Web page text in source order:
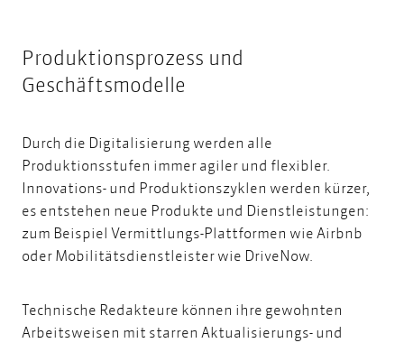
Produktionsprozess und
Geschäftsmodelle
Durch die Digitalisierung werden alle
Produktionsstufen immer agiler und flexibler.
Innovations- und Produktionszyklen werden kürzer,
es entstehen neue Produkte und Dienstleistungen:
zum Beispiel Vermittlungs-Plattformen wie Airbnb
oder Mobilitätsdienstleister wie DriveNow.
Technische Redakteure können ihre gewohnten
Arbeitsweisen mit starren Aktualisierungs- und